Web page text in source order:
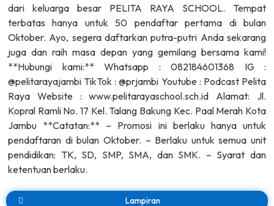
dari keluarga besar PELITA RAYA SCHOOL. Tempat
terbatas hanya untuk 50 pendaftar pertama di bulan
Oktober. Ayo, segera daftarkan putra-putri Anda sekarang
juga dan raih masa depan yang gemilang bersama kami!
**Hubungi kami:** Whatsapp : 082184601368 IG :
@pelitarayajambi TikTok : @prjambi Youtube : Podcast Pelita
Raya Website : www.pelitarayaschool.sch.id Alamat: Jl.
Kopral Ramli No. 17 Kel. Talang Bakung Kec. Paal Merah Kota
Jambu **Catatan:** – Promosi ini berlaku hanya untuk
pendaftaran di bulan Oktober. – Berlaku untuk semua unit
pendidikan: TK, SD, SMP, SMA, dan SMK. – Syarat dan
ketentuan berlaku.
Lampiran